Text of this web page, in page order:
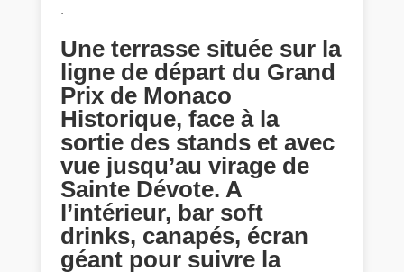
.
Une terrasse située sur la
ligne de départ du Grand
Prix de Monaco
Historique, face à la
sortie des stands et avec
vue jusqu’au virage de
Sainte Dévote. A
l’intérieur, bar soft
drinks, canapés, écran
géant pour suivre la